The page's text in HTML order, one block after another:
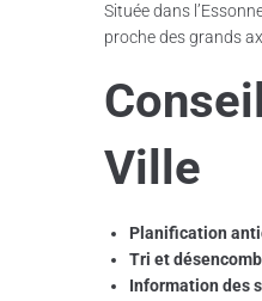
Située dans
proche des grands
Ville
Planification
Tri et
Information des